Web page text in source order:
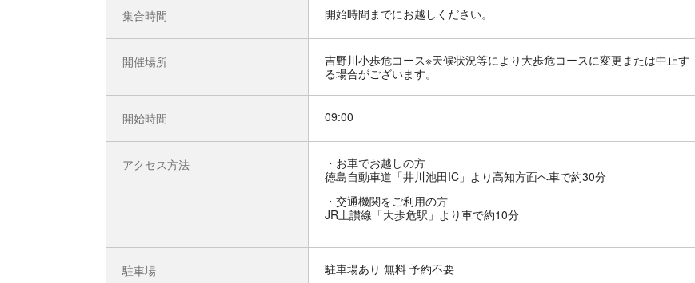
集合時間 開始時間までにお越しください。
開催場所
吉野川小歩危コース※天候状況等により大歩危コースに変更または中止す
る場合がございます。
開始時間 09:00
アクセス方法
お車でお越しの方
徳島自動車道「井川池田IC」より高知方面へ車で約30分
交通機関をご利用の方
JR土讃線「大歩危駅」より車で約10分
駐車場 駐車場あり 無料 予約不要